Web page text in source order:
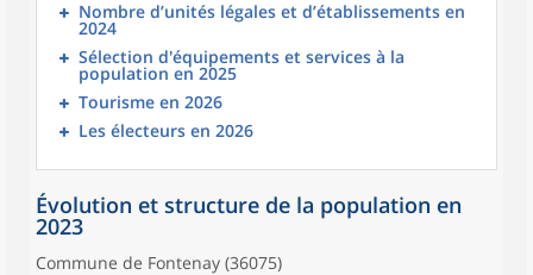
Nombre d’unités légales et d’établissements en
2024
Sélection d'équipements et services à la
population en 2025
Tourisme en 2026
Les électeurs en 2026
Évolution et structure de la population en
2023
Commune de Fontenay (36075)